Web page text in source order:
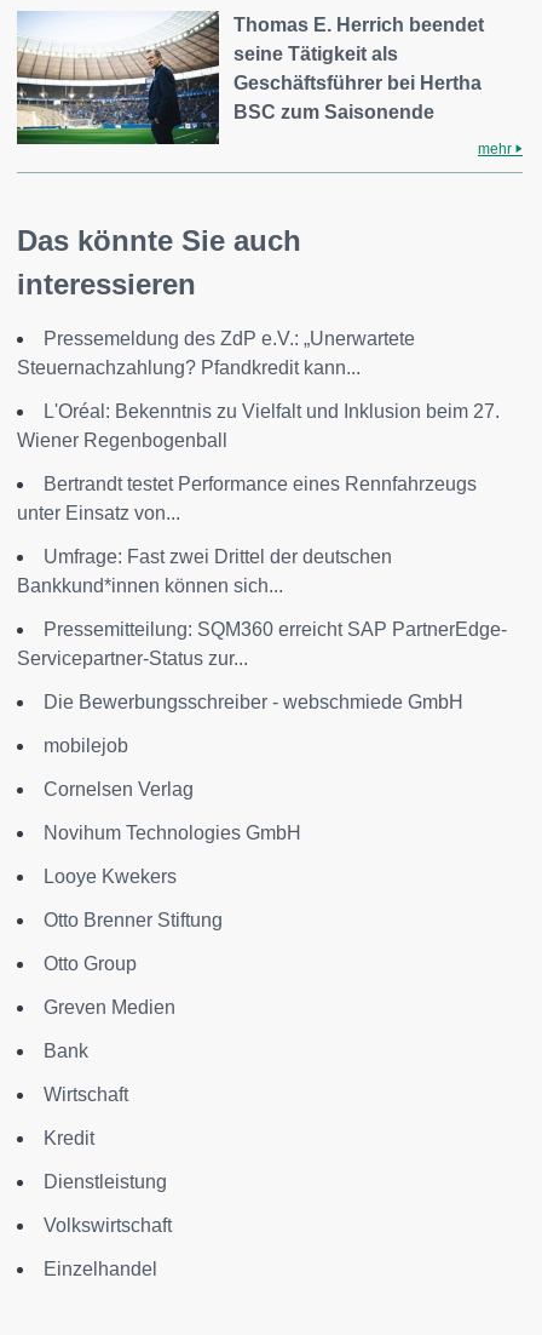
Thomas E. Herrich beendet
seine Tätigkeit als
Geschäftsführer bei Hertha
BSC zum Saisonende
mehr
Das könnte Sie auch
interessieren
Pressemeldung des ZdP e.V.: „Unerwartete
Steuernachzahlung? Pfandkredit kann...
L'Oréal: Bekenntnis zu Vielfalt und Inklusion beim 27.
Wiener Regenbogenball
Bertrandt testet Performance eines Rennfahrzeugs
unter Einsatz von...
Umfrage: Fast zwei Drittel der deutschen
Bankkund*innen können sich...
Pressemitteilung: SQM360 erreicht SAP PartnerEdge-
Servicepartner-Status zur...
Die Bewerbungsschreiber - webschmiede GmbH
mobilejob
Cornelsen Verlag
Novihum Technologies GmbH
Looye Kwekers
Otto Brenner Stiftung
Otto Group
Greven Medien
Bank
Wirtschaft
Kredit
Dienstleistung
Volkswirtschaft
Einzelhandel